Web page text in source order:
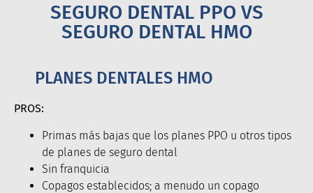
SEGURO DENTAL PPO VS
SEGURO DENTAL HMO
PLANES DENTALES HMO
PROS:
Primas más bajas que los planes PPO u otros tipos
de planes de seguro dental
Sin franquicia
Copagos establecidos; a menudo un copago